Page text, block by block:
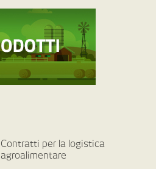
Contratti per la logistica
agroalimentare